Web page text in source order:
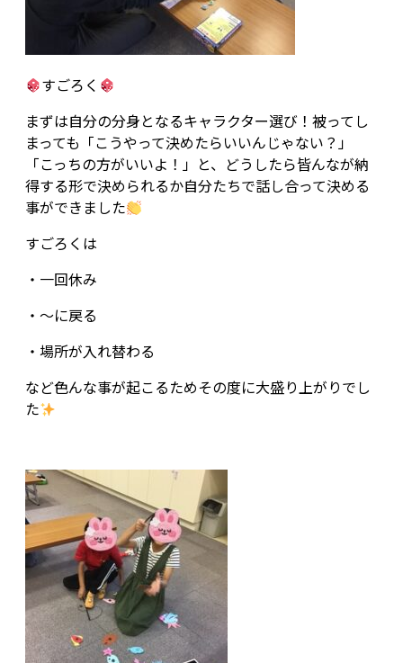
すごろく
まずは自分の分身となるキャラクター選び！被ってし
まっても「こうやって決めたらいいんじゃない？」
「こっちの方がいいよ！」と、どうしたら皆んなが納
得する形で決められるか自分たちで話し合って決める
事ができました
すごろくは
・一回休み
・〜に戻る
・場所が入れ替わる
など色んな事が起こるためその度に大盛り上がりでし
た